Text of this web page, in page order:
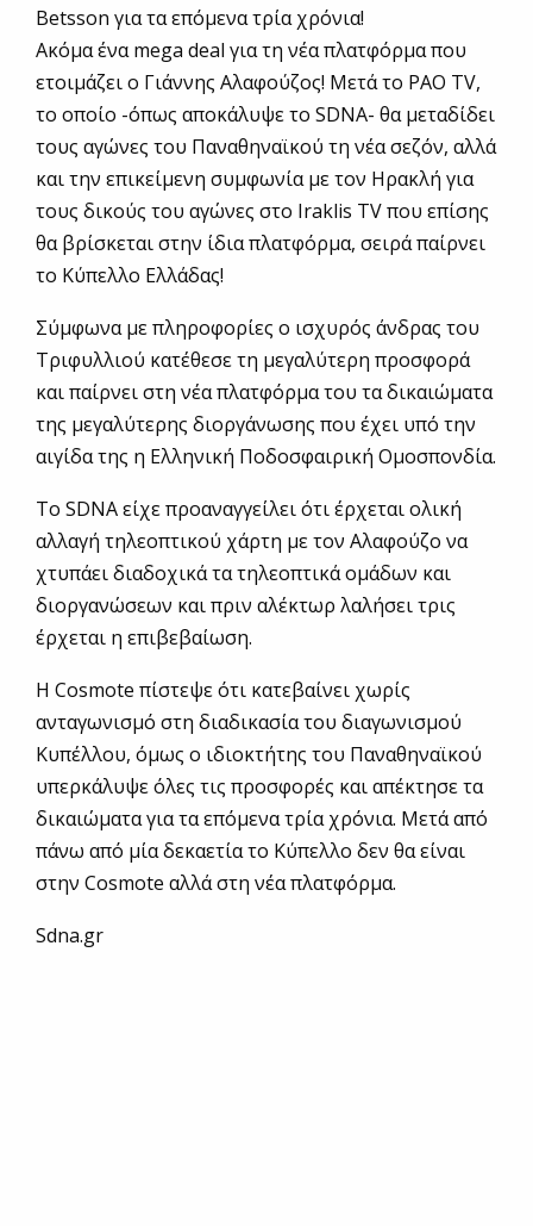
Betsson για τα επόμενα τρία χρόνια!
Ακόμα ένα mega deal για τη νέα πλατφόρμα που
ετοιμάζει ο Γιάννης Αλαφούζος! Μετά το PAO TV,
το οποίο -όπως αποκάλυψε το SDNA- θα μεταδίδει
τους αγώνες του Παναθηναϊκού τη νέα σεζόν, αλλά
και την επικείμενη συμφωνία με τον Ηρακλή για
τους δικούς του αγώνες στο Iraklis TV που επίσης
θα βρίσκεται στην ίδια πλατφόρμα, σειρά παίρνει
το Κύπελλο Ελλάδας!
Σύμφωνα με πληροφορίες ο ισχυρός άνδρας του
Τριφυλλιού κατέθεσε τη μεγαλύτερη προσφορά
και παίρνει στη νέα πλατφόρμα του τα δικαιώματα
της μεγαλύτερης διοργάνωσης που έχει υπό την
αιγίδα της η Ελληνική Ποδοσφαιρική Ομοσπονδία.
Το SDNA είχε προαναγγείλει ότι έρχεται ολική
αλλαγή τηλεοπτικού χάρτη με τον Αλαφούζο να
χτυπάει διαδοχικά τα τηλεοπτικά ομάδων και
διοργανώσεων και πριν αλέκτωρ λαλήσει τρις
έρχεται η επιβεβαίωση.
Η Cosmote πίστεψε ότι κατεβαίνει χωρίς
ανταγωνισμό στη διαδικασία του διαγωνισμού
Κυπέλλου, όμως ο ιδιοκτήτης του Παναθηναϊκού
υπερκάλυψε όλες τις προσφορές και απέκτησε τα
δικαιώματα για τα επόμενα τρία χρόνια. Μετά από
πάνω από μία δεκαετία το Κύπελλο δεν θα είναι
στην Cosmote αλλά στη νέα πλατφόρμα.
Sdna.gr